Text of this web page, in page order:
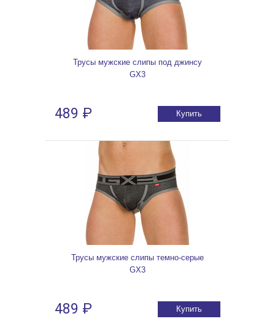
Трусы мужские слипы под джинсу
GX3
489 ₽ Купить
Трусы мужские слипы темно-серые
GX3
489 ₽ Купить